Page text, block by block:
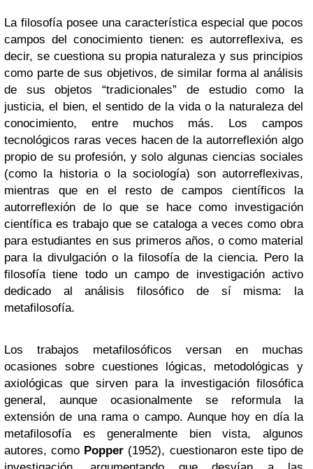
La filosofía posee una característica especial que pocos
campos del conocimiento tienen: es autorreflexiva, es
decir, se cuestiona su propia naturaleza y sus principios
como parte de sus objetivos, de similar forma al análisis
de sus objetos “tradicionales” de estudio como la
justicia, el bien, el sentido de la vida o la naturaleza del
conocimiento, entre muchos más. Los campos
tecnológicos raras veces hacen de la autorreflexión algo
propio de su profesión, y solo algunas ciencias sociales
(como la historia o la sociología) son autorreflexivas,
mientras que en el resto de campos científicos la
autorreflexión de lo que se hace como investigación
científica es trabajo que se cataloga a veces como obra
para estudiantes en sus primeros años, o como material
para la divulgación o la filosofía de la ciencia. Pero la
filosofía tiene todo un campo de investigación activo
dedicado al análisis filosófico de sí misma: la
metafilosofía.
Los trabajos metafilosóficos versan en muchas
ocasiones sobre cuestiones lógicas, metodológicas y
axiológicas que sirven para la investigación filosófica
general, aunque ocasionalmente se reformula la
extensión de una rama o campo. Aunque hoy en día la
metafilosofía es generalmente bien vista, algunos
autores, como Popper (1952), cuestionaron este tipo de